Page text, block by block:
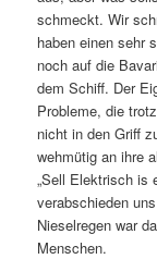
schmeckt. Wir
haben einen sehr
noch auf die
dem Schiff. Der
Probleme, die
nicht in den Griff
wehmütig an ihre
„Sell Elektrisch is
verabschieden
Nieselregen war
Menschen.